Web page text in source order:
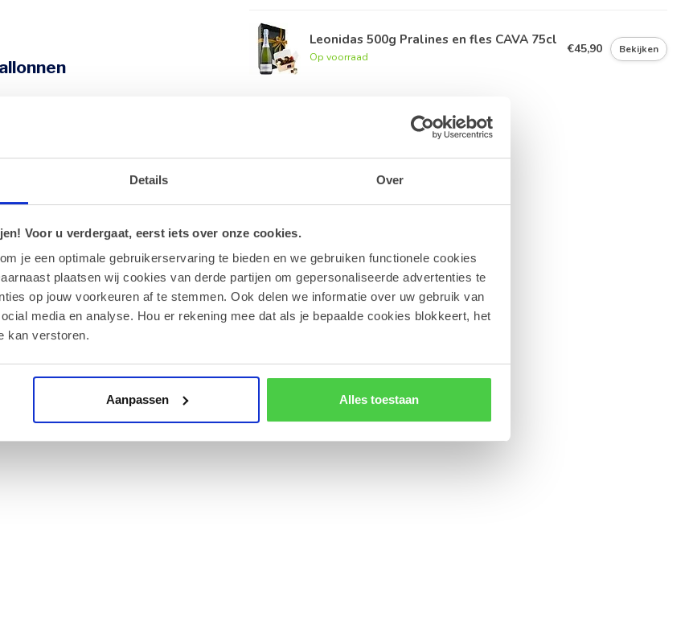
Details Over
Voor u verdergaat, eerst iets over onze cookies.
je een optimale gebruikerservaring te bieden en we gebruiken functionele cookies
plaatsen wij cookies van derde partijen om gepersonaliseerde advertenties te
op jouw voorkeuren af te stemmen. Ook delen we informatie over uw gebruik van
media en analyse. Hou er rekening mee dat als je bepaalde cookies blokkeert, het
kan verstoren.
Aanpassen Alles toestaan
dat vervolgens netjes aan de
kaartje direct kunt overhandigen of
zoals onze heerlijke bonbons.
voor uw persoonlijke felicitatie.
ervoor dat alles samen als één
Leonidas 500g Pralines en fles CAVA 75cl
Op voorraad
€45,90 Bekijken